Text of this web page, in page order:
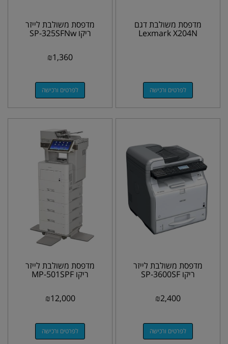
מדפסת משולבת דגם
Lexmark X204N
לפרטים ורכישה
מדפסת משולבת לייזר
ריקו SP-325SFNw
₪1,360
לפרטים ורכישה
מדפסת משולבת לייזר
ריקו SP-3600SF
₪2,400
לפרטים ורכישה
מדפסת משולבת לייזר
ריקו MP-501SPF
₪12,000
לפרטים ורכישה